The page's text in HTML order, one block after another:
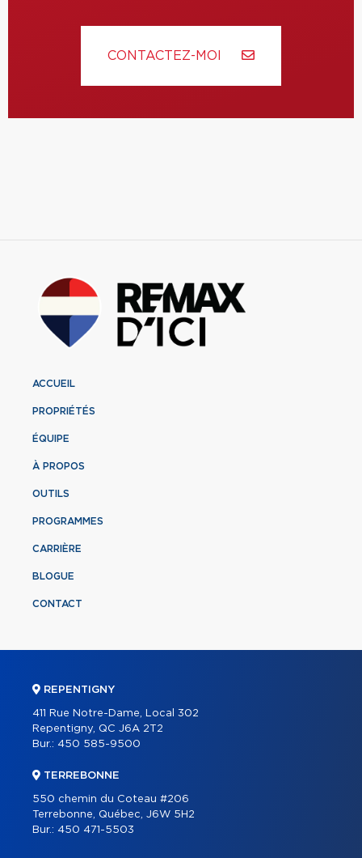
CONTACTEZ-MOI
ACCUEIL
PROPRIÉTÉS
ÉQUIPE
À PROPOS
OUTILS
PROGRAMMES
CARRIÈRE
BLOGUE
CONTACT
REPENTIGNY
411 Rue Notre-Dame, Local 302
Repentigny, QC J6A 2T2
Bur.: 450 585-9500
TERREBONNE
550 chemin du Coteau #206
Terrebonne, Québec, J6W 5H2
Bur.: 450 471-5503